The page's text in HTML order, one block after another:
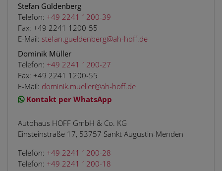
Stefan Güldenberg
Telefon: +49 2241 1200-39
Fax: +49 2241 1200-55
E-Mail: stefan.gueldenberg@ah-hoff.de
Dominik Müller
Telefon: +49 2241 1200-27
Fax: +49 2241 1200-55
E-Mail: dominik.mueller@ah-hoff.de
Kontakt per WhatsApp
Autohaus HOFF GmbH & Co. KG
Einsteinstraße 17, 53757 Sankt Augustin-Menden
Telefon: +49 2241 1200-28
Telefon: +49 2241 1200-18